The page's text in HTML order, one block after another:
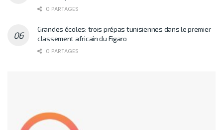
0 PARTAGES
Grandes écoles: trois prépas tunisiennes dans le premier
classement africain du Figaro
0 PARTAGES